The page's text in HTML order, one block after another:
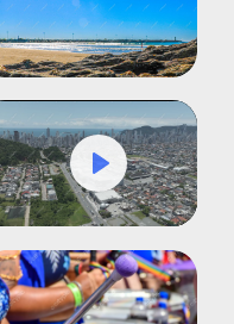
Mute Settings
Play